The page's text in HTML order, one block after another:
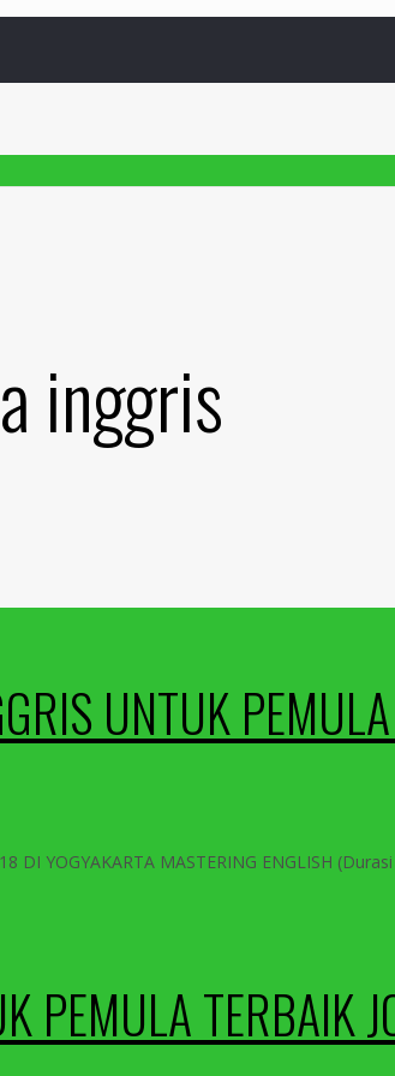
inggris
UNTUK
DI YOGYAKARTA MASTERING ENGLISH
PEMULA TERBAIK